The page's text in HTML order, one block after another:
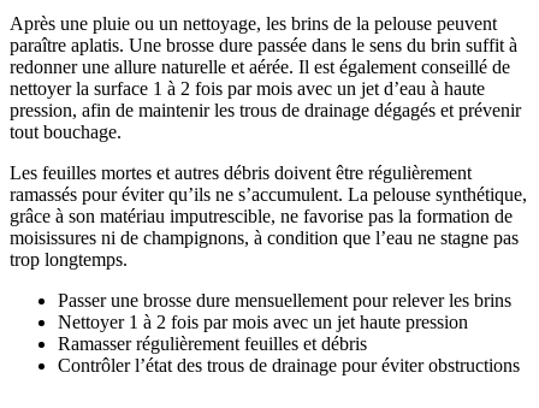
Après une pluie ou un nettoyage, les brins de la pelouse peuvent
paraître aplatis. Une brosse dure passée dans le sens du brin suffit à
redonner une allure naturelle et aérée. Il est également conseillé de
nettoyer la surface 1 à 2 fois par mois avec un jet d’eau à haute
pression, afin de maintenir les trous de drainage dégagés et prévenir
tout bouchage.
Les feuilles mortes et autres débris doivent être régulièrement
ramassés pour éviter qu’ils ne s’accumulent. La pelouse synthétique,
grâce à son matériau imputrescible, ne favorise pas la formation de
moisissures ni de champignons, à condition que l’eau ne stagne pas
trop longtemps.
Passer une brosse dure mensuellement pour relever les brins
Nettoyer 1 à 2 fois par mois avec un jet haute pression
Ramasser régulièrement feuilles et débris
Contrôler l’état des trous de drainage pour éviter obstructions